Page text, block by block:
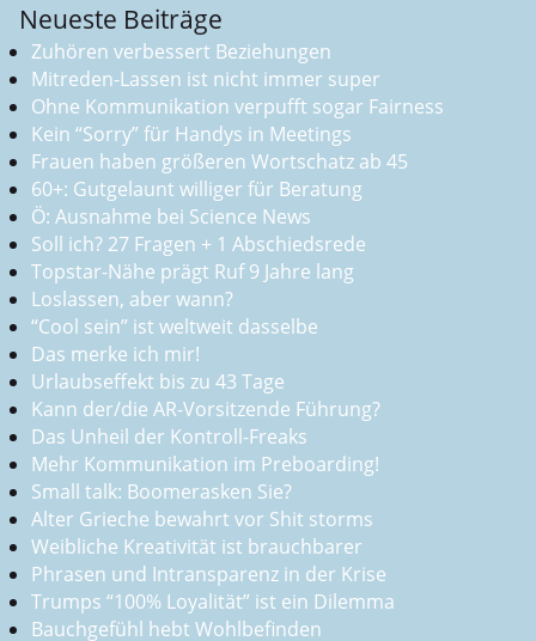
Neueste Beiträge
Zuhören verbessert Beziehungen
Mitreden-Lassen ist nicht immer super
Ohne Kommunikation verpufft sogar Fairness
Kein “Sorry” für Handys in Meetings
Frauen haben größeren Wortschatz ab 45
60+: Gutgelaunt williger für Beratung
Ö: Ausnahme bei Science News
Soll ich? 27 Fragen + 1 Abschiedsrede
Topstar-Nähe prägt Ruf 9 Jahre lang
Loslassen, aber wann?
“Cool sein” ist weltweit dasselbe
Das merke ich mir!
Urlaubseffekt bis zu 43 Tage
Kann der/die AR-Vorsitzende Führung?
Das Unheil der Kontroll-Freaks
Mehr Kommunikation im Preboarding!
Small talk: Boomerasken Sie?
Alter Grieche bewahrt vor Shit storms
Weibliche Kreativität ist brauchbarer
Phrasen und Intransparenz in der Krise
Trumps “100% Loyalität” ist ein Dilemma
Bauchgefühl hebt Wohlbefinden